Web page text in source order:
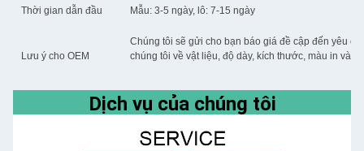
Thời gian dẫn đầu
Mẫu: 3-5 ngày, lô: 7-15 ngày
Lưu ý cho OEM
Chúng tôi sẽ gửi cho bạn báo giá đề cập đến yêu
chúng tôi về vật liệu, độ dày, kích thước, màu in và
Dịch vụ của chúng tôi